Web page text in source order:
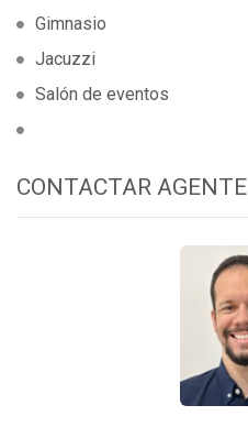
Gimnasio
Jacuzzi
Salón de eventos
CONTACTAR AGENTE